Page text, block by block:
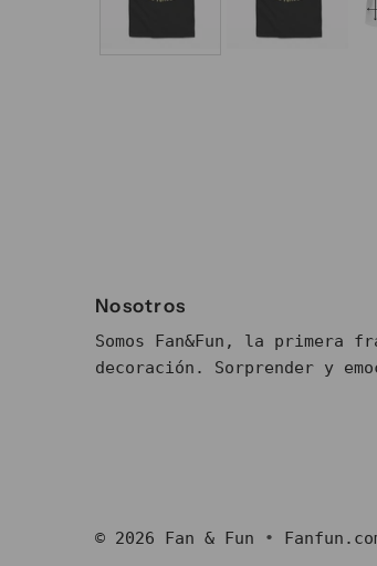
Nosotros
Somos Fan&Fun, la
decoración. Sorprender y
© 2026 Fan & Fun •